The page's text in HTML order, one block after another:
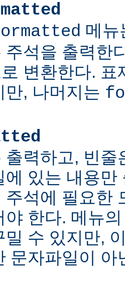
메뉴
주석을 출력한
변환한다.
만, 나머지는
출력하고, 빈줄
에 있는 내용
주석에 필요한
야 한다. 메뉴
밀 수 있지만,
문자파일이 아